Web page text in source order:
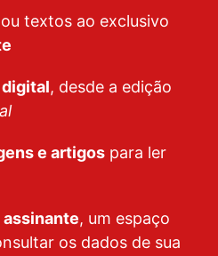
textos ao exclusivo
, desde a edição
e artigos para ler
assinante, um espaço
os dados de sua